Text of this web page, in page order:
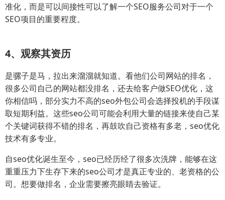
准化，而是可以间接性可以了解一个SEO服务公司对于一个
SEO项目的重要程度。
4、观察其资历
是骡子是马，拉出来溜溜就知道。看他们公司网站的排名，
很多公司自己的网站都没排名，还去给客户做SEO优化，这
你相信吗，部分实力不高的seo外包公司会选择投机的手段谋
取短期利益。这些seo公司可能会利用大量的链接来使自己某
个关键词获得不错的排名，再鼓吹自己资格有多老，seo优化
技术有多专业。
自seo优化诞生至今，seo已经历经了很多次洗牌，能够在这
重重压力下生存下来的seo公司才是真正专业的、老资格的公
司。想要做排名，企业需要擦亮眼睛去验证。